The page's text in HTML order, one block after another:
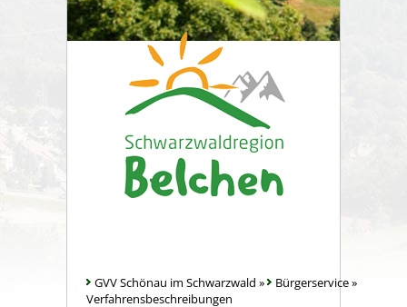
GVV Schönau im Schwarzwald » Bürgerservice»
Verfahrensbeschreibungen